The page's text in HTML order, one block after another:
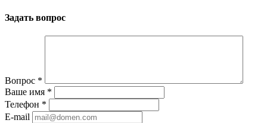
Задать вопрос
Вопрос *
Ваше имя *
Телефон *
E-mail